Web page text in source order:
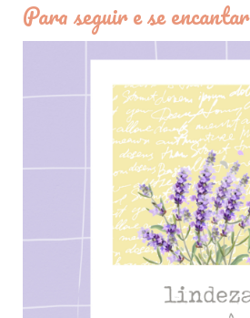
Para seguir e se encantar